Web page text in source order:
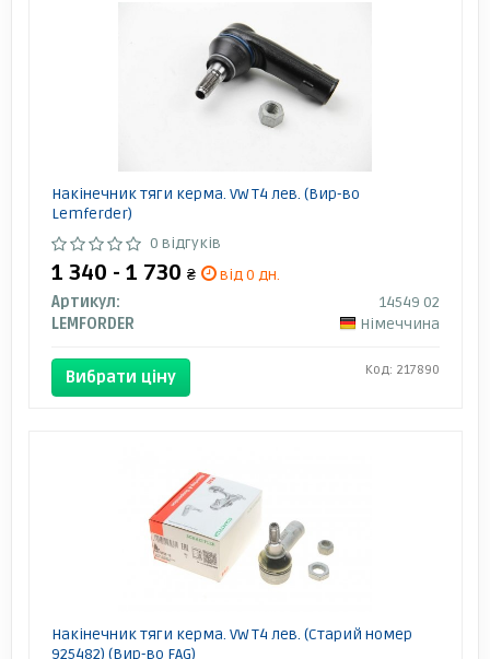
Накінечник тяги керма. VW T4 лев. (Вир-во
Lemferder)
0 відгуків
1 340 - 1 730 ₴
від 0 дн.
Артикул:
14549 02
LEMFORDER
Німеччина
Вибрати ціну Код: 217890
Накінечник тяги керма. VW T4 лев. (Старий номер
925482) (Вир-во FAG)